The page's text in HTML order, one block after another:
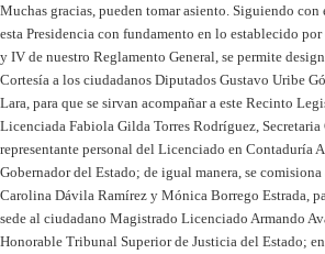
Muchas gracias, pueden tomar asiento. Siguiendo con
esta Presidencia con fundamento en lo establecido
y IV de nuestro Reglamento General, se permite
Cortesía a los ciudadanos Diputados Gustavo Uribe
Lara, para que se sirvan acompañar a este Recinto
Licenciada Fabiola Gilda Torres Rodríguez, Secretaria
representante personal del Licenciado en Contaduría
Gobernador del Estado; de igual manera, se
Carolina Dávila Ramírez y Mónica Borrego Estrada,
sede al ciudadano Magistrado Licenciado Armando
Honorable Tribunal Superior de Justicia del Estado;